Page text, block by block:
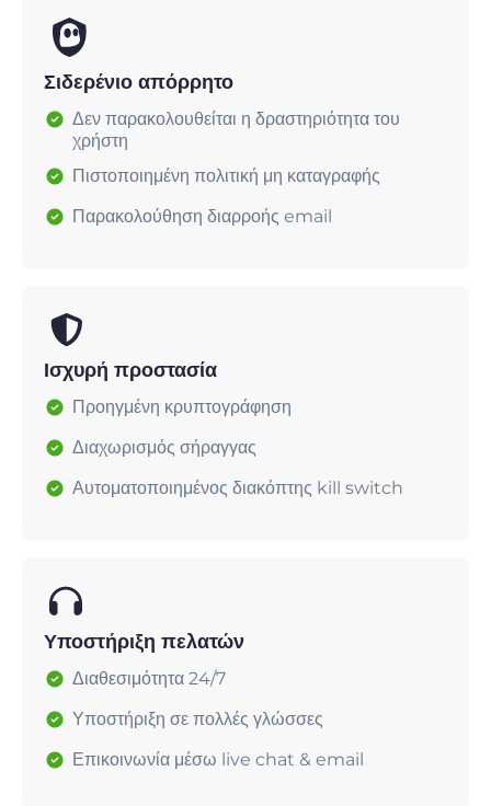
Σιδερένιο απόρρητο
Δεν παρακολουθείται η δραστηριότητα του
χρήστη
Πιστοποιημένη πολιτική μη καταγραφής
Παρακολούθηση διαρροής email
Ισχυρή προστασία
Προηγμένη κρυπτογράφηση
Διαχωρισμός σήραγγας
Αυτοματοποιημένος διακόπτης kill switch
Υποστήριξη πελατών
Διαθεσιμότητα 24/7
Υποστήριξη σε πολλές γλώσσες
Επικοινωνία μέσω live chat & email